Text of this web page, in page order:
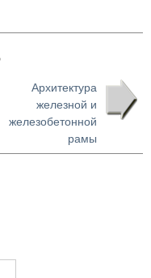
Архитектура
железной и
железобетонной
рамы